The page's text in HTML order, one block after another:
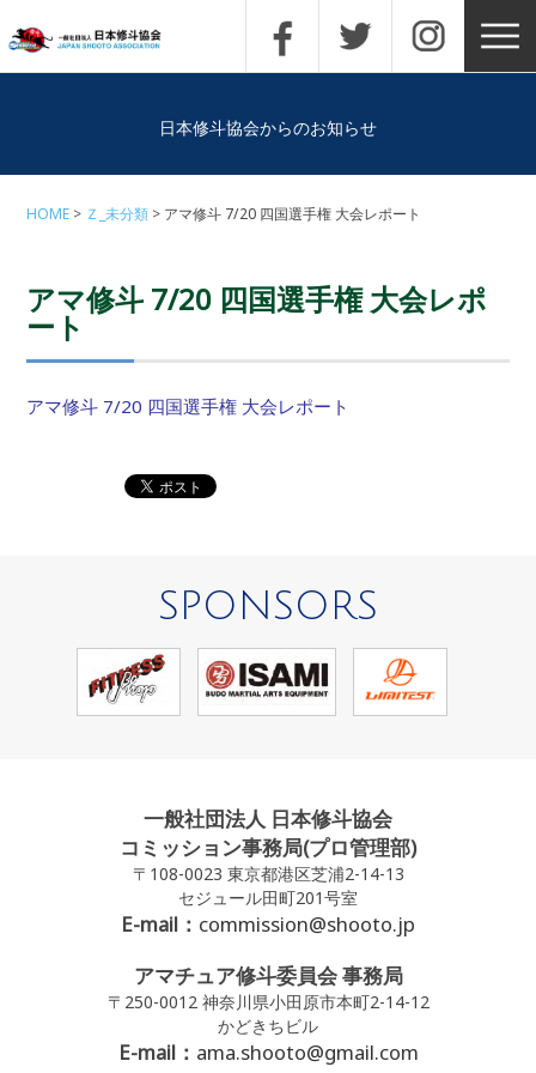
日本修斗協会からのお知らせ
HOME Ｚ_未分類 アマ修斗 7/20 四国選手権 大会レポート
アマ修斗 7/20 四国選手権 大会レポ
ート
アマ修斗 7/20 四国選手権 大会レポート
SPONSORS
一般社団法人 日本修斗協会
コミッション事務局(プロ管理部)
〒108-0023 東京都港区芝浦2-14-13
セジュール田町201号室
E-mail： commission@shooto.jp
アマチュア修斗委員会 事務局
〒250-0012 神奈川県小田原市本町2-14-12
かどきちビル
E-mail： ama.shooto@gmail.com